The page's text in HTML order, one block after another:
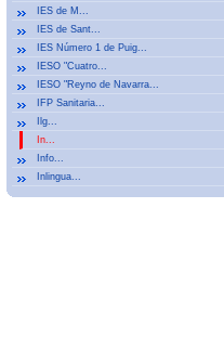
IES de M...
IES de Sant...
IES Número 1 de Puig...
IESO "Cuatro...
IESO "Reyno de Navarra...
IFP Sanitaria...
Ilg...
In...
Info...
Inlingua...